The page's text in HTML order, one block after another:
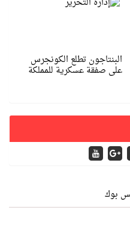
البنتاجون تطلع الكونجرس
على صفقة عسكرية للمملكة
بوك